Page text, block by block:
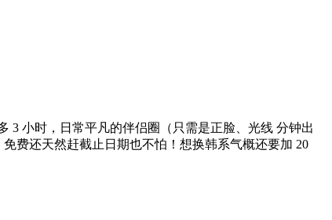
小时，日常平凡的伴侣圈（只需是正脸、光线 分钟出
费还天然赶截止日期也不怕！想换韩系气概还要加 20